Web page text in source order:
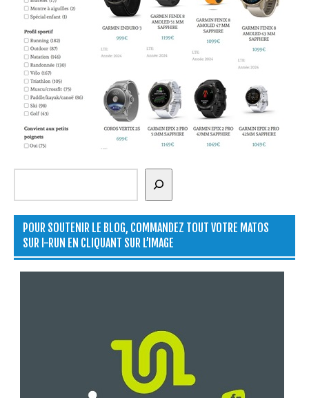
Rechercher
POUR SOUTENIR LE BLOG, COMMANDEZ TOUT VOTRE MATOS
SUR I-RUN EN CLIQUANT SUR L’IMAGE